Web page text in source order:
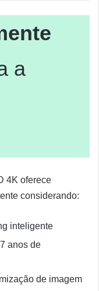
a
4K oferece
considerando:
inteligente
anos de
de imagem